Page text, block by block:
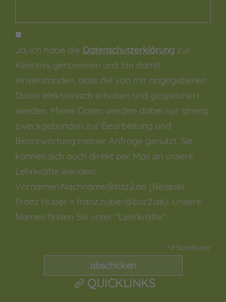
Ja, ich habe die Datenschutzerklärung zur
Kenntnis genommen und bin damit
einverstanden, dass die von mir angegebenen
Daten elektronisch erhoben und gespeichert
werden. Meine Daten werden dabei nur streng
zweckgebunden zur Bearbeitung und
Beantwortung meiner Anfrage genutzt. Sie
können sich auch direkt per Mail an unsere
Lehrkräfte wenden:
Vornamen.Nachname@bsz2.de (Beispiel:
Franz Huber = franz.huber@bsz2.de). Unsere
Namen finden Sie unter "Lehrkräfte".
* Pflichtfelder
QUICKLINKS